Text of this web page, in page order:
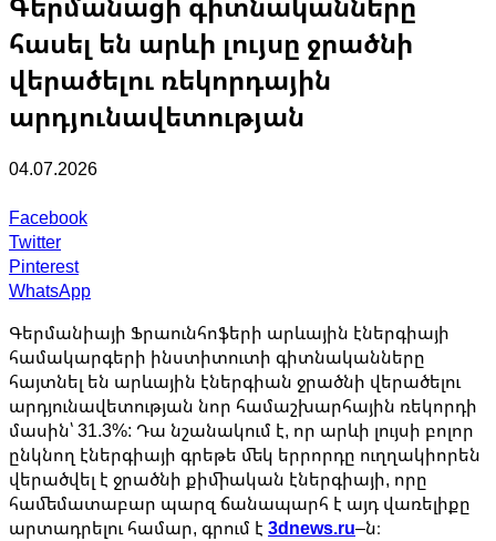
հասել են արևի լույսը ջրածնի
վերածելու ռեկորդային
արդյունավետության
04.07.2026
Facebook
Twitter
Pinterest
WhatsApp
Գերմանիայի Ֆրաունհոֆերի արևային էներգիայի
համակարգերի ինստիտուտի գիտնականները
հայտնել են արևային էներգիան ջրածնի վերածելու
արդյունավետության նոր համաշխարհային ռեկորդի
մասին՝ 31.3%: Դա նշանակում է, որ արևի լույսի բոլոր
ընկնող էներգիայի գրեթե մեկ երրորդը ուղղակիորեն
վերածվել է ջրածնի քիմիական էներգիայի, որը
համեմատաբար պարզ ճանապարհ է այդ վառելիքը
արտադրելու համար, գրում է 3dnews.ru–ն։